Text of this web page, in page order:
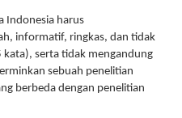
Indonesia harus
informatif, ringkas, dan tidak
serta tidak mengandung
sebuah penelitian
berbeda dengan penelitian